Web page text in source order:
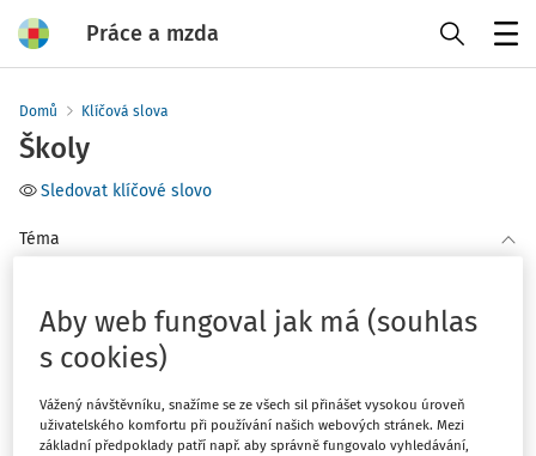
Práce a mzda
Domů Klíčová slova
Školy
Sledovat klíčové slovo
Téma
Filtr
Počet vyhledaných dokumentů:1
Aby web fungoval jak má (souhlas
s cookies)
Vážený návštěvníku, snažíme se ze všech sil přinášet vysokou úroveň
uživatelského komfortu při používání našich webových stránek. Mezi
základní předpoklady patří např. aby správně fungovalo vyhledávání,